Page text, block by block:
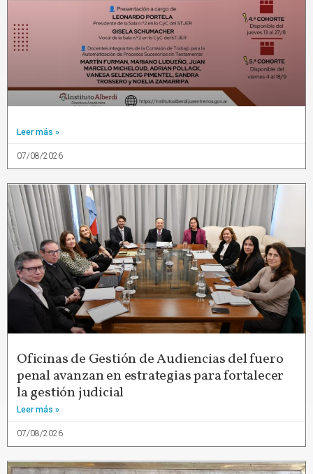
Leer más »
07/08/2026
Oficinas de Gestión de Audiencias del fuero
penal avanzan en estrategias para fortalecer
la gestión judicial
Leer más »
07/08/2026